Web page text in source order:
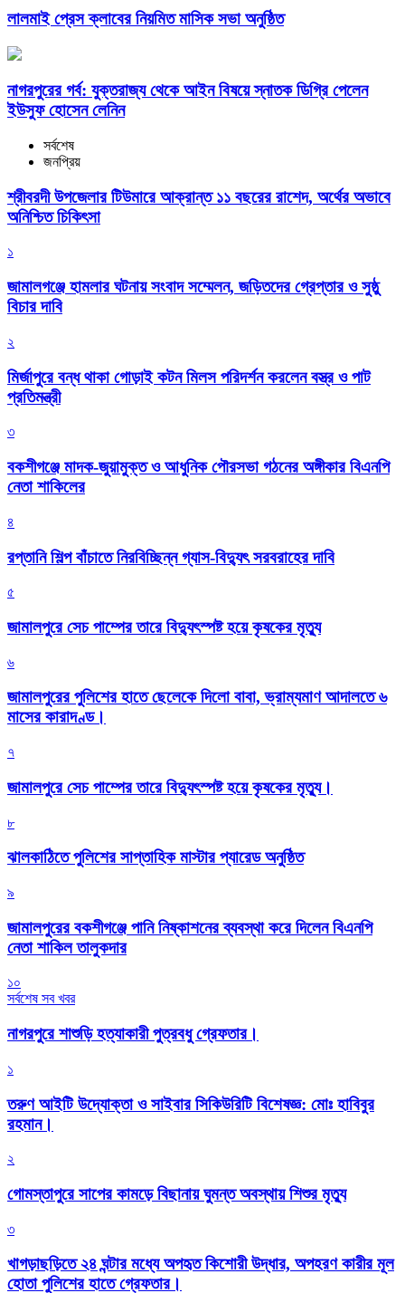
লালমাই প্রেস ক্লাবের নিয়মিত মাসিক সভা অনুষ্ঠিত
নাগরপুরের গর্ব: যুক্তরাজ্য থেকে আইন বিষয়ে স্নাতক ডিগ্রি পেলেন
ইউসুফ হোসেন লেনিন
সর্বশেষ
জনপ্রিয়
শ্রীবরদী উপজেলার টিউমারে আক্রান্ত ১১ বছরের রাশেদ, অর্থের অভাবে
অনিশ্চিত চিকিৎসা
১
জামালগঞ্জে হামলার ঘটনায় সংবাদ সম্মেলন, জড়িতদের গ্রেপ্তার ও সুষ্ঠু
বিচার দাবি
২
মির্জাপুরে বন্ধ থাকা গোড়াই কটন মিলস পরিদর্শন করলেন বস্ত্র ও পাট
প্রতিমন্ত্রী
৩
বকশীগঞ্জে মাদক-জুয়ামুক্ত ও আধুনিক পৌরসভা গঠনের অঙ্গীকার বিএনপি
নেতা শাকিলের
৪
রপ্তানি শিল্প বাঁচাতে নিরবিচ্ছিন্ন গ্যাস-বিদ্যুৎ সরবরাহের দাবি
৫
জামালপুরে সেচ পাম্পের তারে বিদ্যুৎস্পষ্ট হয়ে কৃষকের মৃত্যু
৬
জামালপুরের পুলিশের হাতে ছেলেকে দিলো বাবা, ভ্রাম্যমাণ আদালতে ৬
মাসের কারাদণ্ড।
৭
জামালপুরে সেচ পাম্পের তারে বিদ্যুৎস্পষ্ট হয়ে কৃষকের মৃত্যু।
৮
‎ঝালকাঠিতে পুলিশের সাপ্তাহিক মাস্টার প্যারেড অনুষ্ঠিত
৯
জামালপুরের বকশীগঞ্জে পানি নিষ্কাশনের ব্যবস্থা করে দিলেন বিএনপি
নেতা শাকিল তালুকদার
১০
সর্বশেষ সব খবর
নাগরপুরে শাশুড়ি হত্যাকারী পুত্রবধু গ্রেফতার।
১
তরুণ আইটি উদ্যোক্তা ও সাইবার সিকিউরিটি বিশেষজ্ঞ: মোঃ হাবিবুর
রহমান।
২
গোমস্তাপুরে সাপের কামড়ে বিছানায় ঘুমন্ত অবস্থায় শিশুর মৃত্যু
৩
খাগড়াছড়িতে ২৪ ঘন্টার মধ্যে অপহৃত কিশোরী উদ্ধার, অপহরণ কারীর মূল
হোতা পুলিশের হাতে গ্রেফতার।